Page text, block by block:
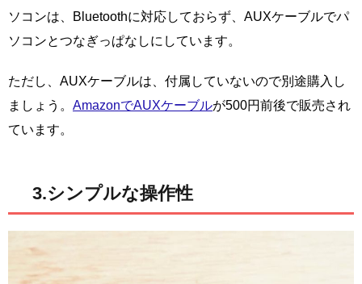
ソコンは、Bluetoothに対応しておらず、AUXケーブルでパ
ソコンとつなぎっぱなしにしています。
ただし、AUXケーブルは、付属していないので別途購入し
ましょう。 AmazonでAUXケーブルが500円前後で販売され
ています。
3.シンプルな操作性